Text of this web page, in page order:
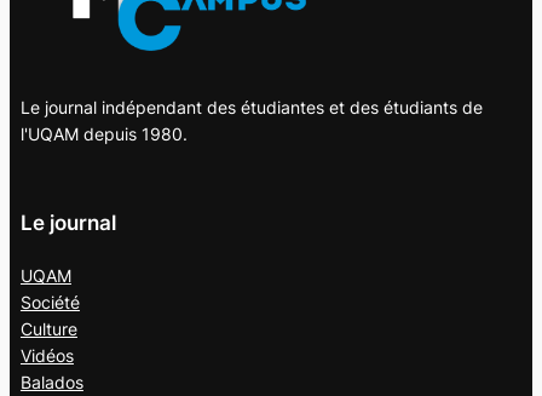
Le journal indépendant des étudiantes et des étudiants de
l'UQAM depuis 1980.
Le journal
UQAM
Société
Culture
Vidéos
Balados